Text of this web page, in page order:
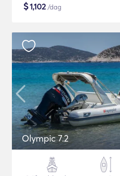
$1,102/dag
Olympic 7.2